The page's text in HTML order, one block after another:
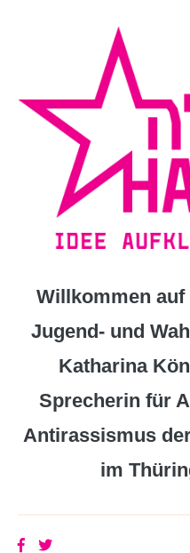
Willkommen auf
Jugend- und
Katharina
Sprecherin für
Antirassismus
im